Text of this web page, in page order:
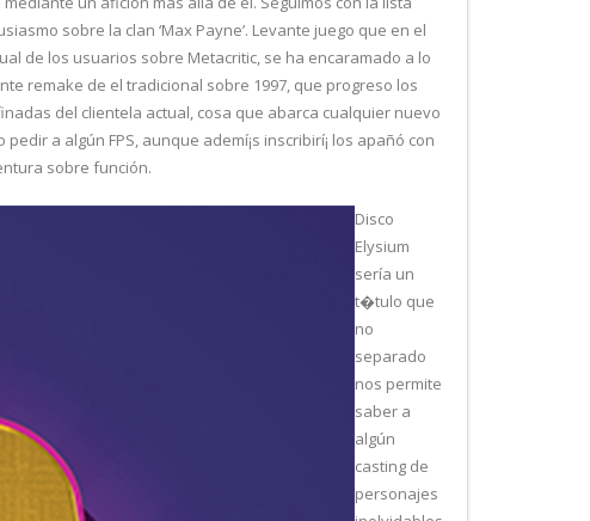
sobre la clan ‘Max Payne’. Levante juego que en el
de los usuarios sobre Metacritic, se ha encaramado a lo
remake de el tradicional sobre 1997, que progreso los
del clientela actual, cosa que abarca cualquier nuevo
a algún FPS, aunque ademí¡s inscribirí¡ los apañó con
sobre función.
Disco
Elysium
serí­a un
t�tulo que
no
separado
nos permite
saber a
algún
casting de
personajes